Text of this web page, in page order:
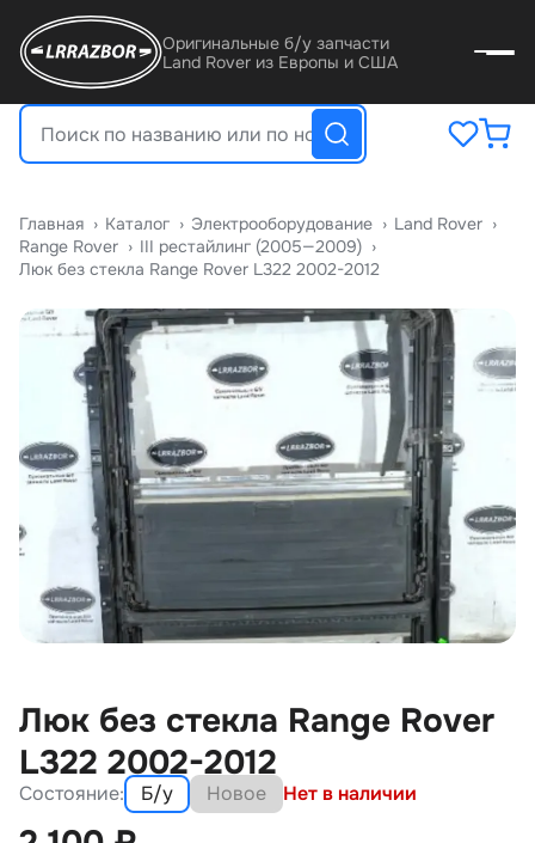
Оригинальные б/у запчасти
Land Rover из Европы и США
Главная › Катало › Электрооборудование › Land Rover ›
Range Rover › III рестайлинг (2005—2009) ›
Люк без стекла Range Rover L322 2002-2012
Люк без стекла Range Rover
L322 2002-2012
Состояние: Б/у Новое Нет в наличии